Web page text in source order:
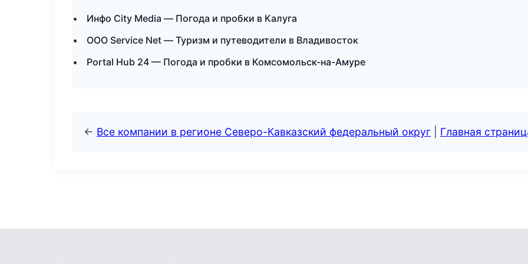
Инфо City Media — Погода и пробки в Калуга
ООО Service Net — Туризм и путеводители в Владивосток
Portal Hub 24 — Погода и пробки в Комсомольск-на-Амуре
← Все компании в регионе Северо-Кавказский федеральный округ Главная